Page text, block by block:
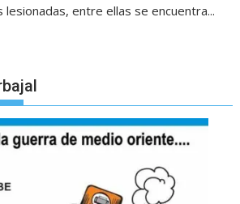
entre ellas se encuentra...